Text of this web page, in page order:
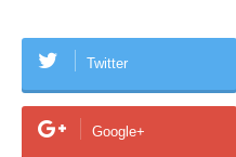
Twitter
Google+